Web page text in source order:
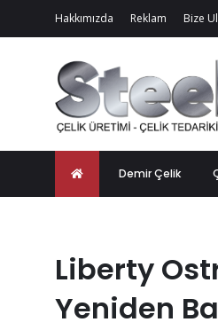
Hakkımızda Reklam Bize
Demir Çelik
Liberty
Yeniden